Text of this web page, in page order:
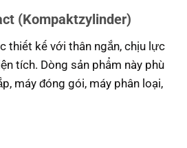
(Kompaktzylinder)
thiết kế với thân ngắn, chịu lực
tích. Dòng sản phẩm này phù
máy đóng gói, máy phân loại,